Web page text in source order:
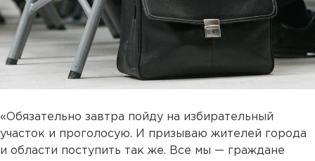
«Обязательно завтра пойду на избирательный
участок и проголосую. И призываю жителей города
и области поступить так же. Все мы — граждане